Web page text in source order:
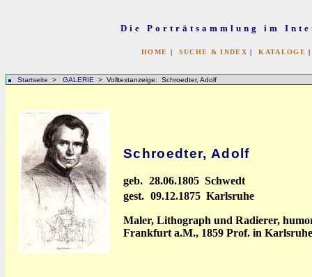
Die Porträtsammlung im
HOME | SUCHE & INDEX |KATALOGE
Startseite > GALERIE > Volltextanzeige: Schroedter, Adolf
Schroedter, Adolf
geb. 28.06.1805 Schwedt
gest. 09.12.1875 Karlsruhe
Maler, Lithograph und Radierer,
Frankfurt a.M., 1859 Prof. in